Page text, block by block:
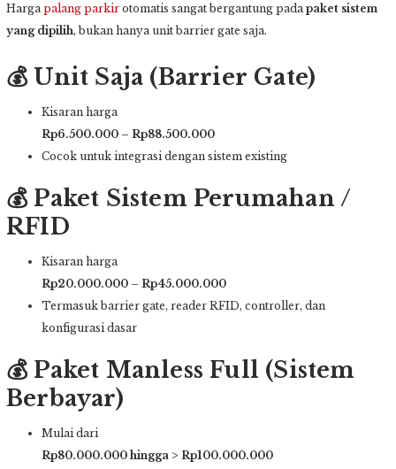
Harga palang parkir otomatis sangat bergantung pada paket sistem
yang dipilih, bukan hanya unit barrier gate saja.
💰 Unit Saja (Barrier Gate)
Kisaran harga
Rp6.500.000 – Rp88.500.000
Cocok untuk integrasi dengan sistem existing
💰 Paket Sistem Perumahan /
RFID
Kisaran harga
Rp20.000.000 – Rp45.000.000
Termasuk barrier gate, reader RFID, controller, dan
konfigurasi dasar
💰 Paket Manless Full (Sistem
Berbayar)
Mulai dari
Rp80.000.000 hingga > Rp100.000.000